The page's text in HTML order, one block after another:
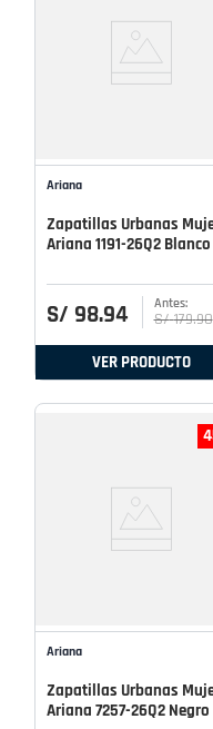
Ariana
Zapatillas Urbanas
Ariana 1191-26Q2 Blanco
S/ 98.94 S/ 179.90
VER PRODUCTO
Ariana
Zapatillas Urbanas
Ariana 7257-26Q2 Negro